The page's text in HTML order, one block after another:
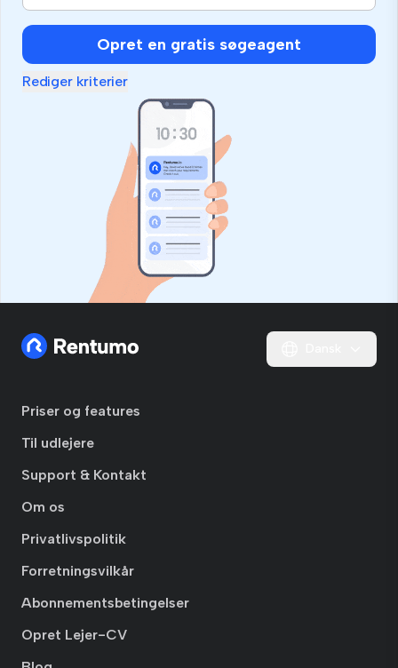
Opret en gratis søgeagent
Rediger kriterier
Priser og features
Til udlejere
Support & Kontakt
Om os
Privatlivspolitik
Forretningsvilkår
Abonnementsbetingelser
Opret Lejer-CV